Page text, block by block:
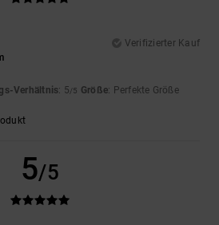
Verifizierter Kauf
Verhältnis: 5/5 Größe: Perfekte Größe
5/5